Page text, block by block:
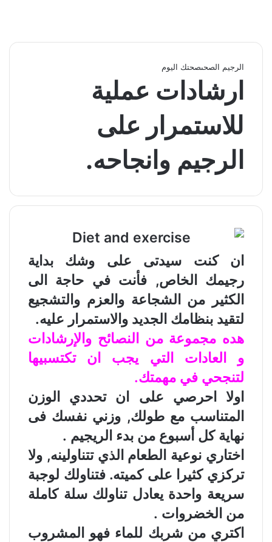
الرجيم الصحىصحتك اليوم
ارشادات عملية
للاستمرار على
الرجيم وانجاحه.
ان كنت سيدتى على وشك بداية
رجيمك الخاص, فأنت في حاجة الى
الكثير من الشجاعة والعزم والتشجيع
لتقيد بنظامك الجديد والاستمرار عليه.
هده مجموعة من النصائح والإرشادات
و العادات التي يجب ان تكتسبيها
لتنجحي في مهمتك.
اولا احرصي على ان تحددي الوزن
المتناسب مع طولك, وزني نفسك فى
نهاية كل أسبوع من بدء الريجيم .
اختاري نوعية الطعام الذي تتناولينه, ولا
تركزي كثيرا على كميته. فتناولك لوجبة
سريعة واحدة يعادل تناولك سلة كاملة
من الخضروات .
اكتري من شربك للماء فهو المشروب